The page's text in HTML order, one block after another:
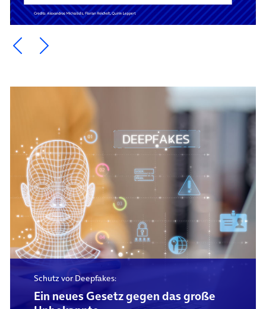
Ein Element zurück blättern
Ein Element weiter blättern
Schutz vor Deepfakes:
Ein neues Gesetz gegen das große